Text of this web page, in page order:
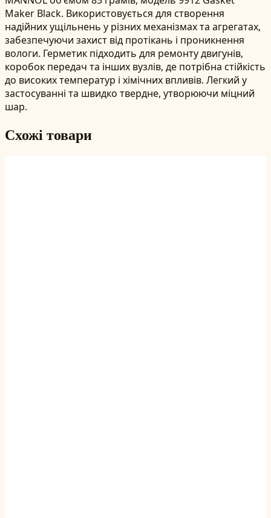
Maker Black. Використовується для створення
надійних ущільнень у різних механізмах та агрегатах,
забезпечуючи захист від протікань і проникнення
вологи. Герметик підходить для ремонту двигунів,
коробок передач та інших вузлів, де потрібна стійкість
до високих температур і хімічних впливів. Легкий у
застосуванні та швидко твердне, утворюючи міцний
шар.
Схожі товари